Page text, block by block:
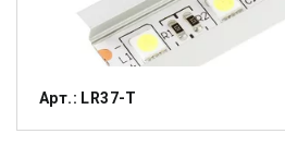
Арт.: LR37-T